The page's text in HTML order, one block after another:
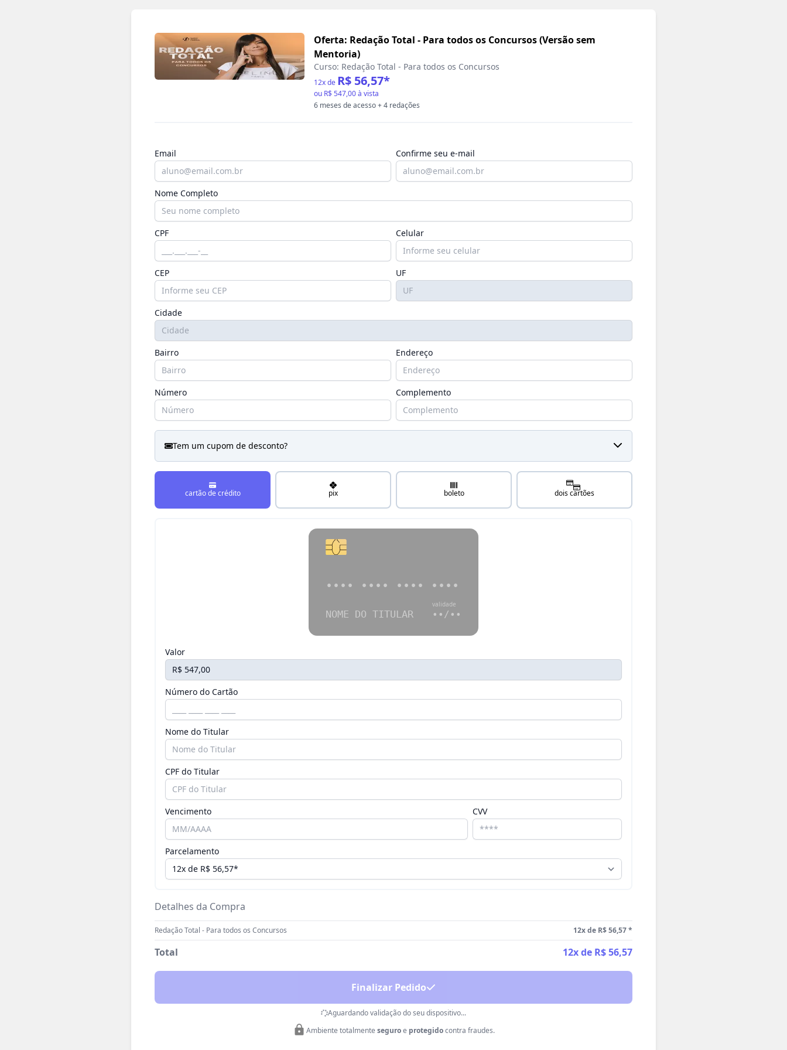
Oferta: Redação Total - Para todos os Concursos (Versão sem
Mentoria)
Curso: Redação Total - Para todos os Concursos
12x de R$ 56,57*
ou R$ 547,00à vista
6 meses de acesso+ 4 redações
Email Confirme seu e-mail
Nome Completo
CPF Celular
CEP UF
Cidade
Bairro Endereço
Número Complemento
Tem um cupom de desconto?
cartão de crédito pix boleto dois cartões
•••• •••• •••• ••••
NOME DO TITULAR
validade
••/••
Valor
Número do Cartão
Nome do Titular
CPF do Titular
Vencimento CVV
Parcelamento
Detalhes da Compra
Redação Total - Para todos os Concursos 12x de R$ 56,57*
Total 12x de R$ 56,57
Finalizar Pedido
Aguardando validação do seu dispositivo...
Ambiente totalmente seguroe protegidocontra fraudes.